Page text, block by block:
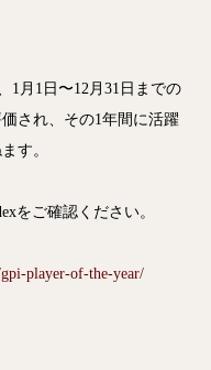
1月1日〜12月31日までの
され、その1年間に活躍
す。
をご確認ください。
player-of-the-year/